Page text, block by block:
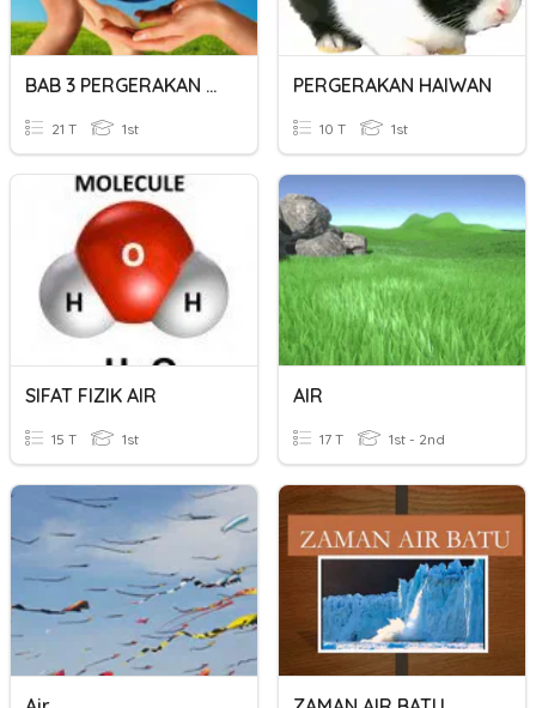
BAB 3 PERGERAKAN BUMI
21 T 1st
PERGERAKAN HAIWAN
10 T 1st
SIFAT FIZIK AIR
15 T 1st
AIR
17 T 1st - 2nd